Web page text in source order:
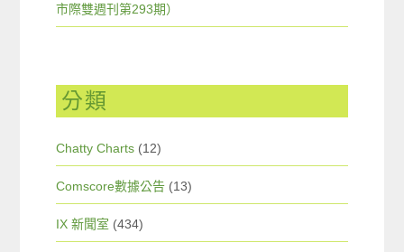
市際雙週刊第293期）
分類
Chatty Charts (12)
Comscore數據公告 (13)
IX 新聞室 (434)